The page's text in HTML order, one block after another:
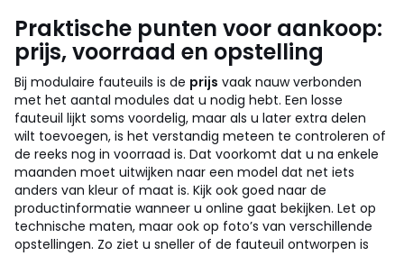
Praktische punten voor aankoop:
prijs, voorraad en opstelling
Bij modulaire fauteuils is de prijs vaak nauw verbonden
met het aantal modules dat u nodig hebt. Een losse
fauteuil lijkt soms voordelig, maar als u later extra delen
wilt toevoegen, is het verstandig meteen te controleren of
de reeks nog in voorraad is. Dat voorkomt dat u na enkele
maanden moet uitwijken naar een model dat net iets
anders van kleur of maat is. Kijk ook goed naar de
productinformatie wanneer u online gaat bekijken. Let op
technische maten, maar ook op foto’s van verschillende
opstellingen. Zo ziet u sneller of de fauteuil ontworpen is